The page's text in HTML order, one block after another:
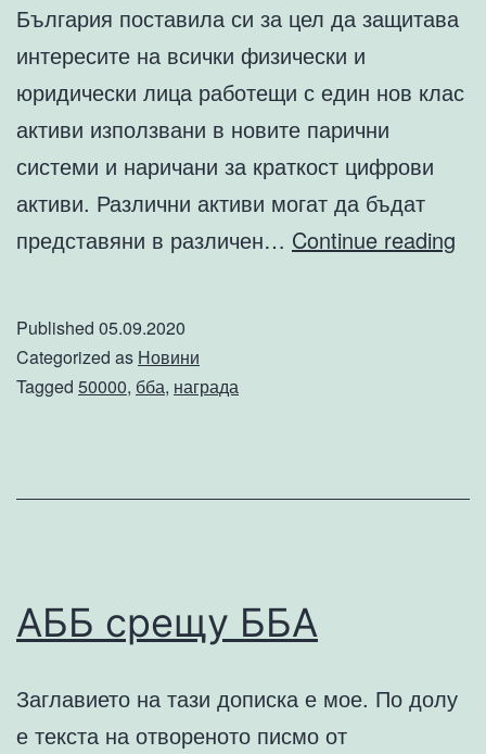
България поставила си за цел да защитава
интересите на всички физически и
юридически лица работещи с един нов клас
активи използвани в новите парични
системи и наричани за краткост цифрови
активи. Различни активи могат да бъдат
представяни в различен… Continue reading
I
Published 05.09.2020
Categorized as Новини
Tagged 50000, бба, награда
АББ срещу ББА
Заглавието на тази дописка е мое. По долу
е текста на отвореното писмо от